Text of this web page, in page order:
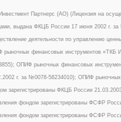
Партнерс (АО) (Лицензия на
выдана ФКЦБ России 17 июня 2002 г. за
деятельности по управлению
финансовых инструментов «ТКБ
ОПИФ рыночных финансовых
г. за №0078-58234010); ОПИФ рыночных
зарегистрированы ФКЦБ России
фондом зарегистрированы ФСФР
фондом зарегистрированы ФСФР